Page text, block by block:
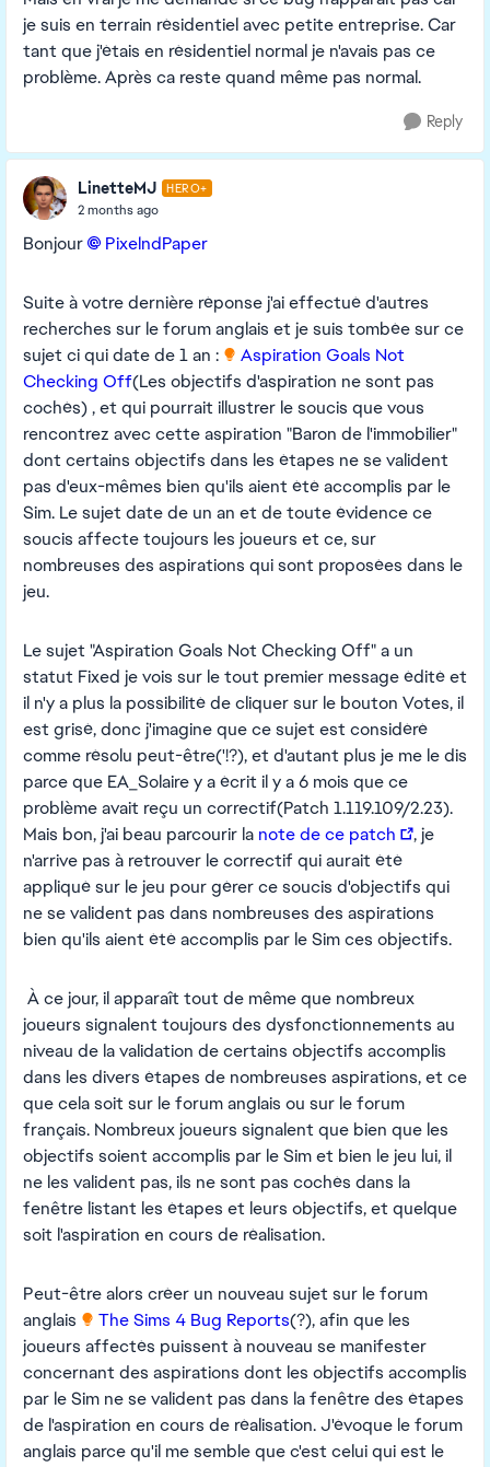
je suis en terrain résidentiel avec petite entreprise. Car
tant que j'étais en résidentiel normal je n'avais pas ce
problème. Après ca reste quand même pas normal.
Reply
LinetteMJ HERO+
2 months ago
Bonjour PixelndPaper​
Suite à votre dernière réponse j'ai effectué d'autres
recherches sur le forum anglais et je suis tombée sur ce
sujet ci qui date de 1 an :
Aspiration Goals Not
Checking Off(Les objectifs d'aspiration ne sont pas
cochés) , et qui pourrait illustrer le soucis que vous
rencontrez avec cette aspiration "Baron de l'immobilier"
dont certains objectifs dans les étapes ne se valident
pas d'eux-mêmes bien qu'ils aient été accomplis par le
Sim. Le sujet date de un an et de toute évidence ce
soucis affecte toujours les joueurs et ce, sur
nombreuses des aspirations qui sont proposées dans le
jeu.
Le sujet "Aspiration Goals Not Checking Off" a un
statut Fixed je vois sur le tout premier message édité et
il n'y a plus la possibilité de cliquer sur le bouton Votes, il
est grisé, donc j'imagine que ce sujet est considéré
comme résolu peut-être('!?), et d'autant plus je me le dis
parce que EA_Solaire y a écrit il y a 6 mois que ce
problème avait reçu un correctif(Patch 1.119.109/2.23).
Mais bon, j'ai beau parcourir la note de ce patch
, je
n'arrive pas à retrouver le correctif qui aurait été
appliqué sur le jeu pour gérer ce soucis d'objectifs qui
ne se valident pas dans nombreuses des aspirations
bien qu'ils aient été accomplis par le Sim ces objectifs.
À ce jour, il apparaît tout de même que nombreux
joueurs signalent toujours des dysfonctionnements au
niveau de la validation de certains objectifs accomplis
dans les divers étapes de nombreuses aspirations, et ce
que cela soit sur le forum anglais ou sur le forum
français. Nombreux joueurs signalent que bien que les
objectifs soient accomplis par le Sim et bien le jeu lui, il
ne les valident pas, ils ne sont pas cochés dans la
fenêtre listant les étapes et leurs objectifs, et quelque
soit l'aspiration en cours de réalisation.
Peut-être alors créer un nouveau sujet sur le forum
anglais
The Sims 4 Bug Reports(?), afin que les
joueurs affectés puissent à nouveau se manifester
concernant des aspirations dont les objectifs accomplis
par le Sim ne se valident pas dans la fenêtre des étapes
de l'aspiration en cours de réalisation. J'évoque le forum
anglais parce qu'il me semble que c'est celui qui est le